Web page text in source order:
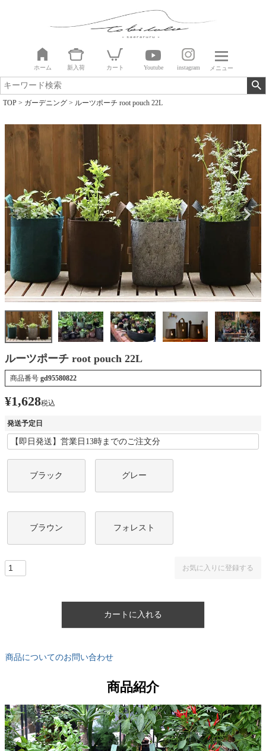
ホーム 新入荷 カート Youtube instagram メニュー
TOP ガーデニング ルーツポーチ root pouch 22L
ルーツポーチ root pouch 22L
商品番号 gd95580822
¥1,628税込
発送予定日
ブラック グレー
ブラウン フォレスト
お気に入りに登録する
カートに入れる
商品についてのお問い合わせ
商品紹介